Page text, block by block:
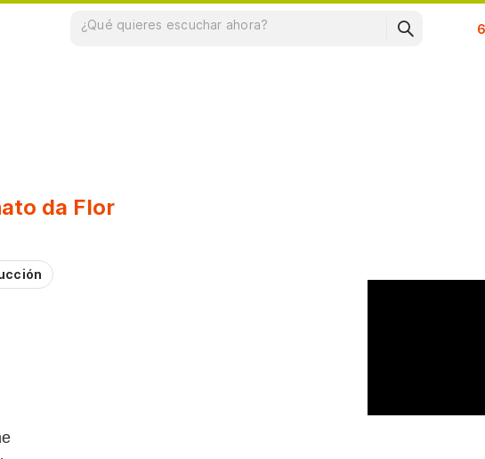
da Flor